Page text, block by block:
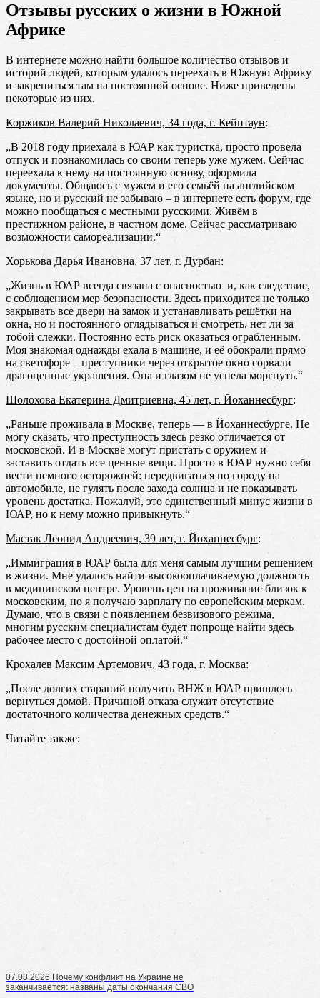
Отзывы русских о жизни в Южной
Африке
В интернете можно найти большое количество отзывов и
историй людей, которым удалось переехать в Южную Африку
и закрепиться там на постоянной основе. Ниже приведены
некоторые из них.
Коржиков Валерий Николаевич, 34 года, г. Кейптаун:
„В 2018 году приехала в ЮАР как туристка, просто провела
отпуск и познакомилась со своим теперь уже мужем. Сейчас
переехала к нему на постоянную основу, оформила
документы. Общаюсь с мужем и его семьёй на английском
языке, но и русский не забываю – в интернете есть форум, где
можно пообщаться с местными русскими. Живём в
престижном районе, в частном доме. Сейчас рассматриваю
возможности самореализации.“
Хорькова Дарья Ивановна, 37 лет, г. Дурбан:
„Жизнь в ЮАР всегда связана с опасностью и, как следствие,
с соблюдением мер безопасности. Здесь приходится не только
закрывать все двери на замок и устанавливать решётки на
окна, но и постоянного оглядываться и смотреть, нет ли за
тобой слежки. Постоянно есть риск оказаться ограбленным.
Моя знакомая однажды ехала в машине, и её обокрали прямо
на светофоре – преступники через открытое окно сорвали
драгоценные украшения. Она и глазом не успела моргнуть.“
Шолохова Екатерина Дмитриевна, 45 лет, г. Йоханнесбург:
„Раньше проживала в Москве, теперь — в Йоханнесбурге. Не
могу сказать, что преступность здесь резко отличается от
московской. И в Москве могут пристать с оружием и
заставить отдать все ценные вещи. Просто в ЮАР нужно себя
вести немного осторожней: передвигаться по городу на
автомобиле, не гулять после захода солнца и не показывать
уровень достатка. Пожалуй, это единственный минус жизни в
ЮАР, но к нему можно привыкнуть.“
Мастак Леонид Андреевич, 39 лет, г. Йоханнесбург:
„Иммиграция в ЮАР была для меня самым лучшим решением
в жизни. Мне удалось найти высокооплачиваемую должность
в медицинском центре. Уровень цен на проживание близок к
московским, но я получаю зарплату по европейским меркам.
Думаю, что в связи с появлением безвизового режима,
многим русским специалистам будет попроще найти здесь
рабочее место с достойной оплатой.“
Крохалев Максим Артемович, 43 года, г. Москва:
„После долгих стараний получить ВНЖ в ЮАР пришлось
вернуться домой. Причиной отказа служит отсутствие
достаточного количества денежных средств.“
Читайте также:
07.08.2026 Почему конфликт на Украине не
заканчивается: названы даты окончания СВО